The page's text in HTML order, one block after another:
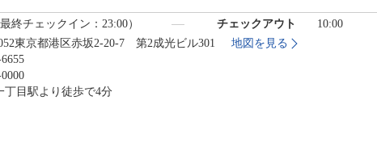
終チェックイン：23:00） チェックアウト
10:00
東京都港区赤坂2-20-7 第2成光ビル301
地図を見る
丁目駅より徒歩で4分